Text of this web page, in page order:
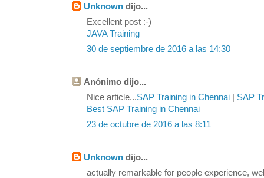
Unknown dijo...
Excellent post :-)
JAVA Training
30 de septiembre de 2016 a las 14:30
Anónimo dijo...
Nice article...SAP Training in Chennai
SAP
Best SAP Training in Chennai
23 de octubre de 2016 a las 8:11
Unknown dijo...
actually remarkable for people experience,